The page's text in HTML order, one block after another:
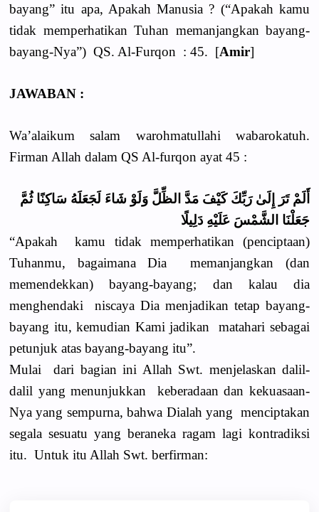
bayang” itu apa, Apakah Manusia ? (“Apakah kamu
tidak memperhatikan Tuhan memanjangkan bayang-
bayang-Nya”) QS. Al-Furqon : 45. [Amir]
JAWABAN :
Wa’alaikum salam warohmatullahi wabarokatuh.
Firman Allah dalam QS Al-furqon ayat 45 :
أَلَمْ تَرَ إِلَىٰ رَبِّكَ كَيْفَ مَدَّ الظِّلَّ وَلَوْ شَاءَ لَجَعَلَهُ سَاكِنًا ثُمَّ
جَعَلْنَا الشَّمْسَ عَلَيْهِ دَلِيلًا
“Apakah kamu tidak memperhatikan (penciptaan)
Tuhanmu, bagaimana Dia memanjangkan (dan
memendekkan) bayang-bayang; dan kalau dia
menghendaki niscaya Dia menjadikan tetap bayang-
bayang itu, kemudian Kami jadikan matahari sebagai
petunjuk atas bayang-bayang itu”.
Mulai dari bagian ini Allah Swt. menjelaskan dalil-
dalil yang menunjuk­kan keberadaan dan kekuasaan-
Nya yang sempurna, bahwa Dialah yang menciptakan
segala sesuatu yang beraneka ragam lagi kontradiksi
itu. Untuk itu Allah Swt. berfirman: